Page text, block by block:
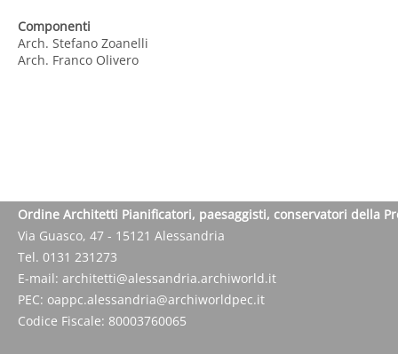
Componenti
Arch. Stefano Zoanelli
Arch. Franco Olivero
Ordine Architetti Pianificatori, paesaggisti, conservatori della
Via Guasco, 47 - 15121 Alessandria
Tel. 0131 231273
E-mail: architetti@alessandria.archiworld.it
PEC: oappc.alessandria@archiworldpec.it
Codice Fiscale: 80003760065